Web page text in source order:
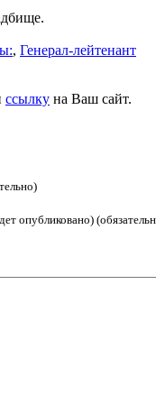
, Генерал-лейтенант
ссылку на Ваш сайт.
опубликовано)